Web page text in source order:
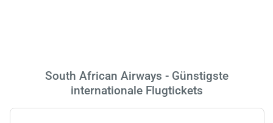
South African Airways - Günstigste
internationale Flugtickets